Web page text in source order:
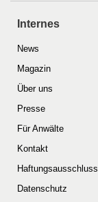
Internes
News
Magazin
Über uns
Presse
Für Anwälte
Kontakt
Haftungsausschluss
Datenschutz